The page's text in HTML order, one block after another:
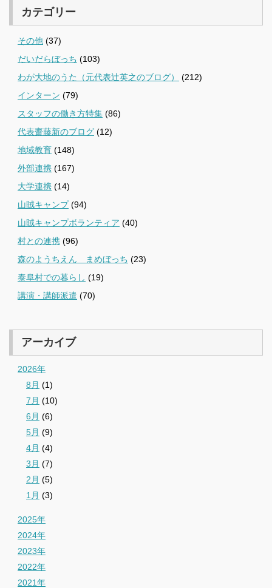
カテゴリー
その他 (37)
だいだらぼっち (103)
わが大地のうた（元代表辻英之のブログ）
(212)
インターン (79)
スタッフの働き方特集 (86)
代表齋藤新のブログ (12)
地域教育 (148)
外部連携 (167)
大学連携 (14)
山賊キャンプ(94)
山賊キャンプボランティア (40)
村との連携 (96)
森のようちえん まめぼっち (23)
泰阜村での暮らし (19)
講演・講師派遣 (70)
アーカイブ
2026年
8月 (1)
7月 (10)
6月 (6)
5月 (9)
4月 (4)
3月 (7)
2月 (5)
1月 (3)
2025年
2024年
2023年
2022年
2021年